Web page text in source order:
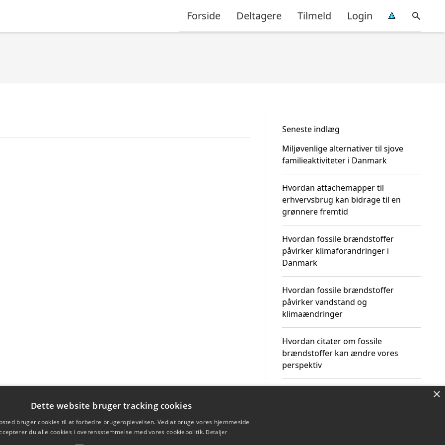
Forside Deltagere Tilmeld Login
Seneste indlæg
Miljøvenlige alternativer til sjove
familieaktiviteter i Danmark
Hvordan attachemapper til
erhvervsbrug kan bidrage til en
grønnere fremtid
Hvordan fossile brændstoffer
påvirker klimaforandringer i
Danmark
Hvordan fossile brændstoffer
påvirker vandstand og
klimaændringer
Hvordan citater om fossile
brændstoffer kan ændre vores
perspektiv
×
Dette website bruger tracking cookies
bruger cookies til at forbedre brugeroplevelsen. Ved at bruge vores hjemmeside
du alle cookies i overensstemmelse med vores cookiepolitik. Detaljer